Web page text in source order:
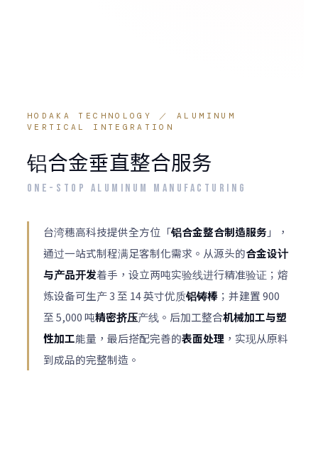
HODAKA TECHNOLOGY ／ ALUMINUM
VERTICAL INTEGRATION
铝合金垂直整合服务
ONE-STOP ALUMINUM MANUFACTURING
台湾穗高科技提供全方位「铝合金整合制造服务 」，
通过一站式制程满足客制化需求。从源头的合金设计
与产品开发着手，设立两吨实验线进行精准验证；熔
炼设备可生产 3 至 14 英寸优质铝铸棒；并建置 900
至 5,000 吨精密挤压产线。后加工整合机械加工与塑
性加工能量，最后搭配完善的表面处理 ，实现从原料
到成品的完整制造。